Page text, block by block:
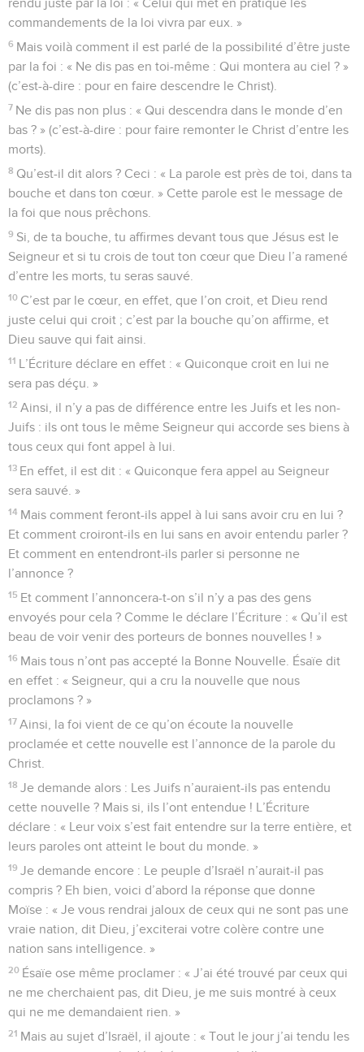
rendu juste par la loi : « Celui qui met en pratique les
commandements de la loi vivra par eux. »
6 Mais voilà comment il est parlé de la possibilité d’être juste
par la foi : « Ne dis pas en toi-même : Qui montera au ciel ? »
(c’est-à-dire : pour en faire descendre le Christ).
7 Ne dis pas non plus : « Qui descendra dans le monde d’en
bas ? » (c’est-à-dire : pour faire remonter le Christ d’entre les
morts).
8 Qu’est-il dit alors ? Ceci : « La parole est près de toi, dans ta
bouche et dans ton cœur. » Cette parole est le message de
la foi que nous prêchons.
9 Si, de ta bouche, tu affirmes devant tous que Jésus est le
Seigneur et si tu crois de tout ton cœur que Dieu l’a ramené
d’entre les morts, tu seras sauvé.
10 C’est par le cœur, en effet, que l’on croit, et Dieu rend
juste celui qui croit ; c’est par la bouche qu’on affirme, et
Dieu sauve qui fait ainsi.
11 L’Écriture déclare en effet : « Quiconque croit en lui ne
sera pas déçu. »
12 Ainsi, il n’y a pas de différence entre les Juifs et les non-
Juifs : ils ont tous le même Seigneur qui accorde ses biens à
tous ceux qui font appel à lui.
13 En effet, il est dit : « Quiconque fera appel au Seigneur
sera sauvé. »
14 Mais comment feront-ils appel à lui sans avoir cru en lui ?
Et comment croiront-ils en lui sans en avoir entendu parler ?
Et comment en entendront-ils parler si personne ne
l’annonce ?
15 Et comment l’annoncera-t-on s’il n’y a pas des gens
envoyés pour cela ? Comme le déclare l’Écriture : « Qu’il est
beau de voir venir des porteurs de bonnes nouvelles ! »
16 Mais tous n’ont pas accepté la Bonne Nouvelle. Ésaïe dit
en effet : « Seigneur, qui a cru la nouvelle que nous
proclamons ? »
17 Ainsi, la foi vient de ce qu’on écoute la nouvelle
proclamée et cette nouvelle est l’annonce de la parole du
Christ.
18 Je demande alors : Les Juifs n’auraient-ils pas entendu
cette nouvelle ? Mais si, ils l’ont entendue ! L’Écriture
déclare : « Leur voix s’est fait entendre sur la terre entière, et
leurs paroles ont atteint le bout du monde. »
19 Je demande encore : Le peuple d’Israël n’aurait-il pas
compris ? Eh bien, voici d’abord la réponse que donne
Moïse : « Je vous rendrai jaloux de ceux qui ne sont pas une
vraie nation, dit Dieu, j’exciterai votre colère contre une
nation sans intelligence. »
20 Ésaïe ose même proclamer : « J’ai été trouvé par ceux qui
ne me cherchaient pas, dit Dieu, je me suis montré à ceux
qui ne me demandaient rien. »
21 Mais au sujet d’Israël, il ajoute : « Tout le jour j’ai tendu les